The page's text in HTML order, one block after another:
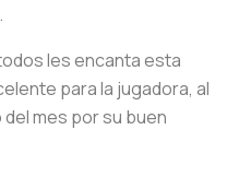
les encanta esta
para la jugadora, al
mes por su buen